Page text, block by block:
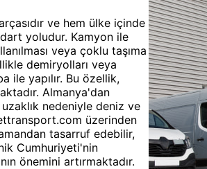
ve hem ülke içinde
yoludur. Kamyon ile
veya çoklu taşıma
demiryolları veya
ile yapılır. Bu özellik,
Almanya'dan
nedeniyle deniz ve
üzerinden
tasarruf edebilir,
Cumhuriyeti'nin
önemini artırmaktadır.